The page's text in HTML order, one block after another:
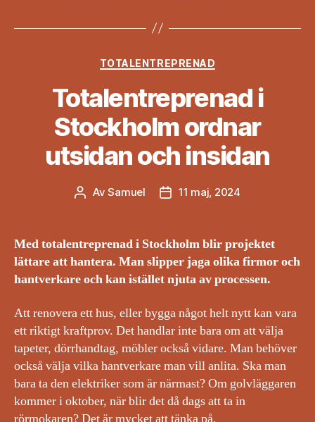
Kategorier
TOTALENTREPRENAD
Totalentreprenad i
Stockholm ordnar
utsidan och insidan
Inläggsförfattare
AvSamuel Inläggsdatum
11 maj, 2024
Med totalentreprenad i Stockholm blir projektet
lättare att hantera. Man slipper jaga olika firmor och
hantverkare och kan istället njuta av processen.
Att renovera ett hus, eller bygga något helt nytt kan vara
ett riktigt kraftprov. Det handlar inte bara om att välja
tapeter, dörrhandtag, möbler också vidare. Man behöver
också välja vilka hantverkare man vill anlita. Ska man
bara ta den elektriker som är närmast? Om golvläggaren
kommer i oktober, när blir det då dags att ta in
rörmokaren? Det är mycket att tänka på.